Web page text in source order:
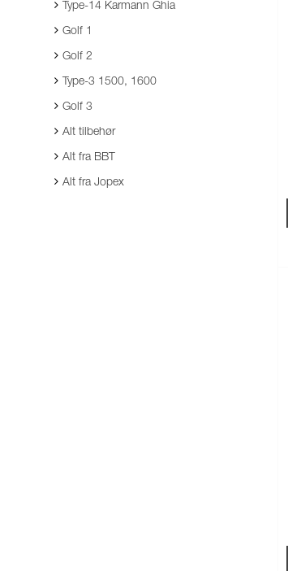
Type-14 Karmann Ghia
Golf 1
Golf 2
Type-3 1500, 1600
Golf 3
Alt tilbehør
Alt fra BBT
Alt fra Jopex